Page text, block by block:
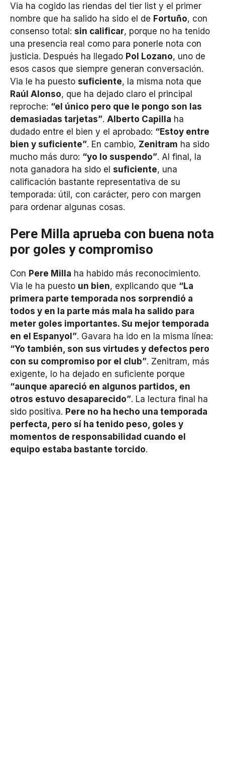
Via ha cogido las riendas del tier list y el primer
nombre que ha salido ha sido el de Fortuño, con
consenso total: sin calificar, porque no ha tenido
una presencia real como para ponerle nota con
justicia. Después ha llegado Pol Lozano, uno de
esos casos que siempre generan conversación.
Via le ha puesto suficiente, la misma nota que
Raúl Alonso, que ha dejado claro el principal
reproche: “el único pero que le pongo son las
demasiadas tarjetas”. Alberto Capilla ha
dudado entre el bien y el aprobado: “Estoy entre
bien y suficiente”. En cambio, Zenitram ha sido
mucho más duro: “yo lo suspendo”. Al final, la
nota ganadora ha sido el suficiente, una
calificación bastante representativa de su
temporada: útil, con carácter, pero con margen
para ordenar algunas cosas.
Pere Milla aprueba con buena nota
por goles y compromiso
Con Pere Milla ha habido más reconocimiento.
Via le ha puesto un bien, explicando que “La
primera parte temporada nos sorprendió a
todos y en la parte más mala ha salido para
meter goles importantes. Su mejor temporada
en el Espanyol”. Gavara ha ido en la misma línea:
“Yo también, son sus virtudes y defectos pero
con su compromiso por el club”. Zenitram, más
exigente, lo ha dejado en suficiente porque
“aunque apareció en algunos partidos, en
otros estuvo desaparecido”. La lectura final ha
sido positiva. Pere no ha hecho una temporada
perfecta, pero sí ha tenido peso, goles y
momentos de responsabilidad cuando el
equipo estaba bastante torcido.